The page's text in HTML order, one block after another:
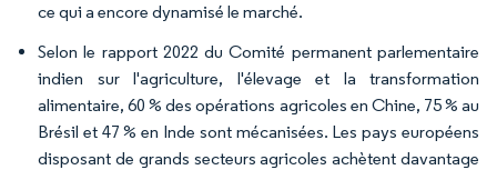
ce qui a encore dynamisé le marché.
Selon le rapport 2022 du Comité permanent parlementaire
indien sur l'agriculture, l'élevage et la transformation
alimentaire, 60 % des opérations agricoles en Chine, 75 % au
Brésil et 47 % en Inde sont mécanisées. Les pays européens
disposant de grands secteurs agricoles achètent davantage